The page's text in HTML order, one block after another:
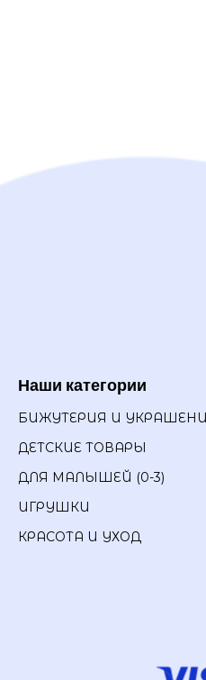
Наши категории
БИЖУТЕРИЯ И
ДЕТСКИЕ ТОВАРЫ
ДЛЯ МАЛЫШЕЙ (0-3)
ИГРУШКИ
КРАСОТА И УХОД